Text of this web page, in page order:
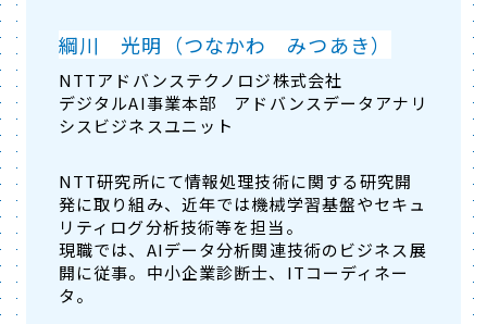
綱川 光明（つなかわ みつあき）
NTTアドバンステクノロジ株式会社
デジタルAI事業本部 アドバンスデータアナリ
シスビジネスユニット
NTT研究所にて情報処理技術に関する研究開
発に取り組み、近年では機械学習基盤やセキュ
リティログ分析技術等を担当。
現職では、AIデータ分析関連技術のビジネス展
開に従事。中小企業診断士、ITコーディネー
タ。